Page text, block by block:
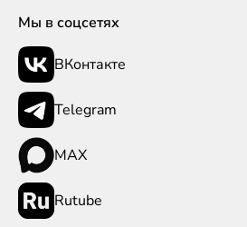
Мы в соцсетях
ВКонтакте
Telegram
MAX
Rutube